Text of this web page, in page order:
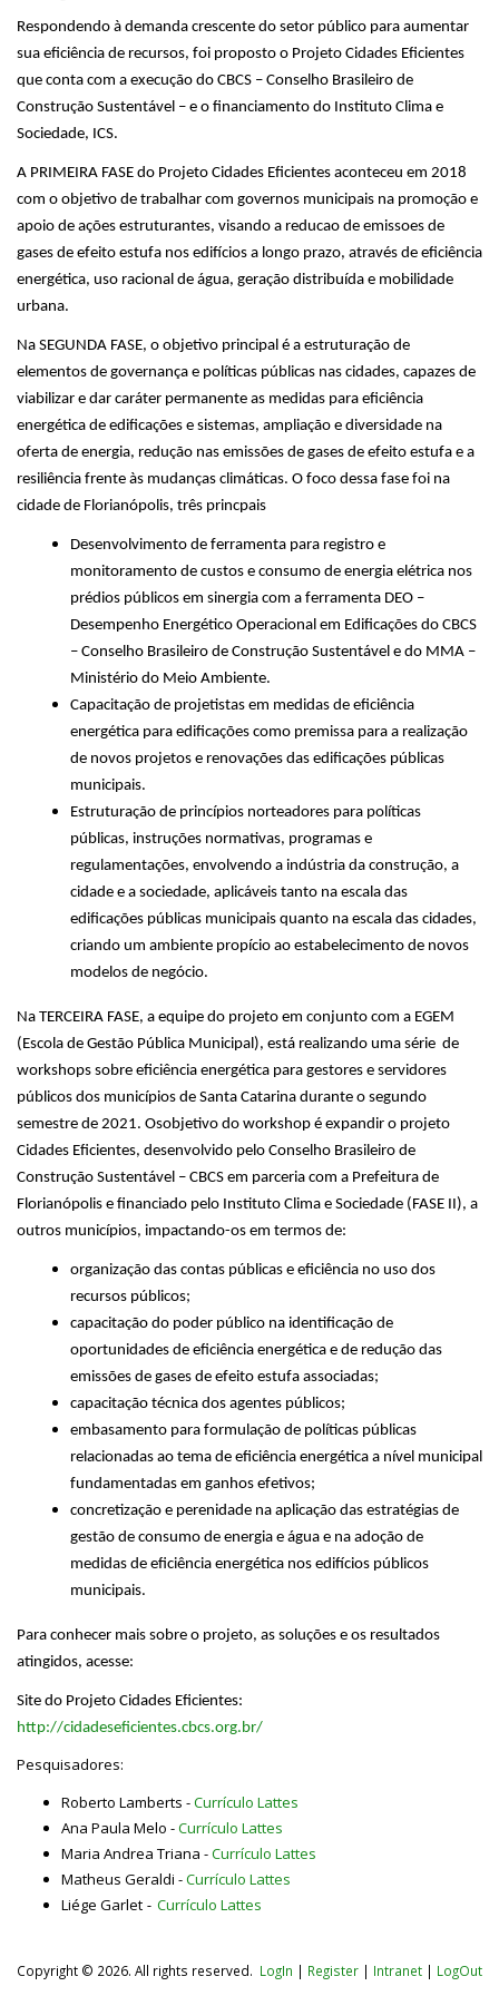
Respondendo à demanda crescente do setor público para aumentar
sua eficiência de recursos, foi proposto o Projeto Cidades Eficientes
que conta com a execução do CBCS – Conselho Brasileiro de
Construção Sustentável – e o financiamento do Instituto Clima e
Sociedade, ICS.
A PRIMEIRA FASE do Projeto Cidades Eficientes aconteceu em 2018
com o objetivo de trabalhar com governos municipais na promoção e
apoio de ações estruturantes, visando a reducao de emissoes de
gases de efeito estufa nos edifícios a longo prazo, através de eficiência
energética, uso racional de água, geração distribuída e mobilidade
urbana.
Na SEGUNDA FASE, o objetivo principal é a estruturação de
elementos de governança e políticas públicas nas cidades, capazes de
viabilizar e dar caráter permanente as medidas para eficiência
energética de edificações e sistemas, ampliação e diversidade na
oferta de energia, redução nas emissões de gases de efeito estufa e a
resiliência frente às mudanças climáticas. O foco dessa fase foi na
cidade de Florianópolis, três princpais
Desenvolvimento de ferramenta para registro e
monitoramento de custos e consumo de energia elétrica nos
prédios públicos em sinergia com a ferramenta DEO –
Desempenho Energético Operacional em Edificações do CBCS
– Conselho Brasileiro de Construção Sustentável e do MMA –
Ministério do Meio Ambiente.
Capacitação de projetistas em medidas de eficiência
energética para edificações como premissa para a realização
de novos projetos e renovações das edificações públicas
municipais.
Estruturação de princípios norteadores para políticas
públicas, instruções normativas, programas e
regulamentações, envolvendo a indústria da construção, a
cidade e a sociedade, aplicáveis tanto na escala das
edificações públicas municipais quanto na escala das cidades,
criando um ambiente propício ao estabelecimento de novos
modelos de negócio.
Na TERCEIRA FASE, a equipe do projeto em conjunto com a EGEM
(Escola de Gestão Pública Municipal), está realizando uma série de
workshops sobre eficiência energética para gestores e servidores
públicos dos municípios de Santa Catarina durante o segundo
semestre de 2021. Osobjetivo do workshop é expandir o projeto
Cidades Eficientes, desenvolvido pelo Conselho Brasileiro de
Construção Sustentável – CBCS em parceria com a Prefeitura de
Florianópolis e financiado pelo Instituto Clima e Sociedade (FASE II), a
outros municípios, impactando-os em termos de:
organização das contas públicas e eficiência no uso dos
recursos públicos;
capacitação do poder público na identificação de
oportunidades de eficiência energética e de redução das
emissões de gases de efeito estufa associadas;
capacitação técnica dos agentes públicos;
embasamento para formulação de políticas públicas
relacionadas ao tema de eficiência energética a nível municipal
fundamentadas em ganhos efetivos;
concretização e perenidade na aplicação das estratégias de
gestão de consumo de energia e água e na adoção de
medidas de eficiência energética nos edifícios públicos
municipais.
Para conhecer mais sobre o projeto, as soluções e os resultados
atingidos, acesse:
Site do Projeto Cidades Eficientes:
http://cidadeseficientes.cbcs.org.br/
Pesquisadores:
Roberto Lamberts -Currículo Lattes
Ana Paula Melo -Currículo Lattes
Maria Andrea Triana -Currículo Lattes
Matheus Geraldi -Currículo Lattes
Liége Garlet - Currículo Lattes
Copyright © 2026. All rights reserved. LogIn | Register | Intranet | LogOut